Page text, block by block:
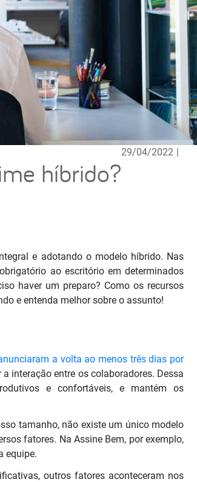
híbrido?
29/04/2022 |
e adotando o modelo híbrido. Nas
ao escritório em determinados
haver um preparo? Como os recursos
e entenda melhor sobre o assunto!
a volta ao menos três dias por
interação entre os colaboradores. Dessa
e confortáveis, e mantém os
tamanho, não existe um único modelo
fatores. Na Assine Bem, por exemplo,
equipe.
outros fatores aconteceram nos